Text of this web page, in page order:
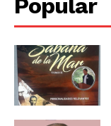
Popular